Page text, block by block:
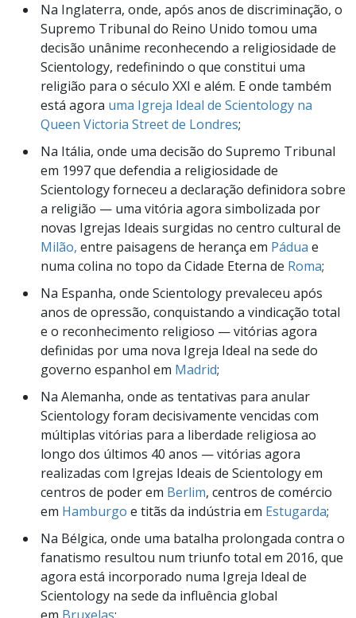
Na Inglaterra, onde, após anos de discriminação, o
Supremo Tribunal do Reino Unido tomou uma
decisão unânime reconhecendo a religiosidade de
Scientology, redefinindo o que constitui uma
religião para o século XXI e além. E onde também
está agora uma Igreja Ideal de Scientology na
Queen Victoria Street de Londres;
Na Itália, onde uma decisão do Supremo Tribunal
em 1997 que defendia a religiosidade de
Scientology forneceu a declaração definidora sobre
a religião — uma vitória agora simbolizada por
novas Igrejas Ideais surgidas no centro cultural de
Milão, entre paisagens de herança em Pádua e
numa colina no topo da Cidade Eterna de Roma;
Na Espanha, onde Scientology prevaleceu após
anos de opressão, conquistando a vindicação total
e o reconhecimento religioso — vitórias agora
definidas por uma nova Igreja Ideal na sede do
governo espanhol em Madrid;
Na Alemanha, onde as tentativas para anular
Scientology foram decisivamente vencidas com
múltiplas vitórias para a liberdade religiosa ao
longo dos últimos 40 anos — vitórias agora
realizadas com Igrejas Ideais de Scientology em
centros de poder em Berlim, centros de comércio
em Hamburgo e titãs da indústria em Estugarda;
Na Bélgica, onde uma batalha prolongada contra o
fanatismo resultou num triunfo total em 2016, que
agora está incorporado numa Igreja Ideal de
Scientology na sede da influência global